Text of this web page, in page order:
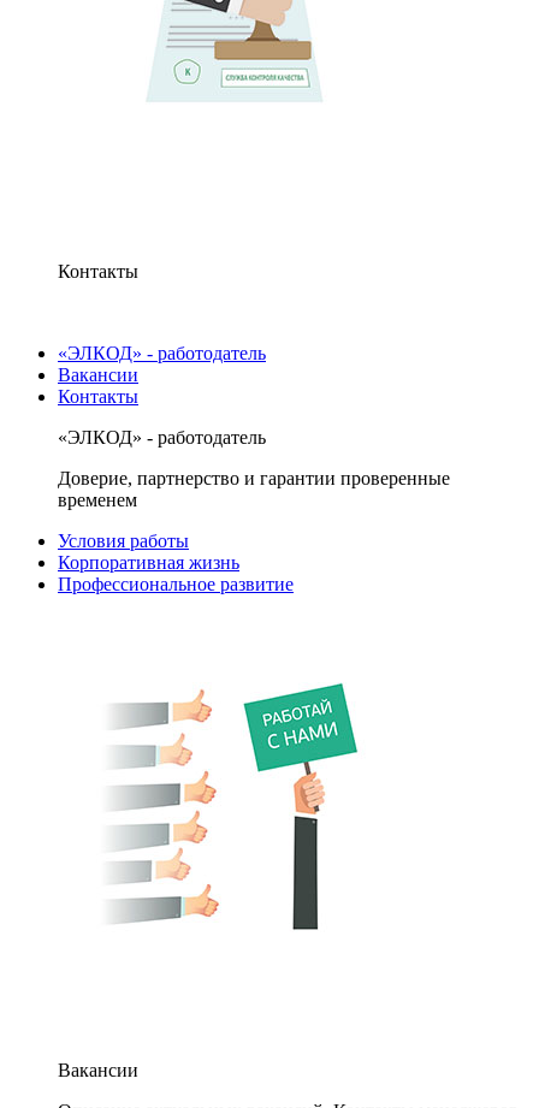
Контакты
«ЭЛКОД» - работодатель
Вакансии
Контакты
«ЭЛКОД» - работодатель
Доверие, партнерство и гарантии проверенные
временем
Условия работы
Корпоративная жизнь
Профессиональное развитие
Вакансии